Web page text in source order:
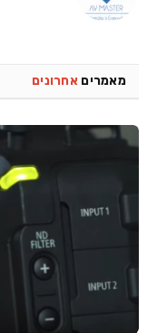
מאמרים אחרונים